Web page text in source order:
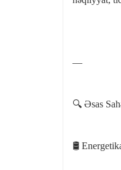
—
🔍 Əsas
🛢️